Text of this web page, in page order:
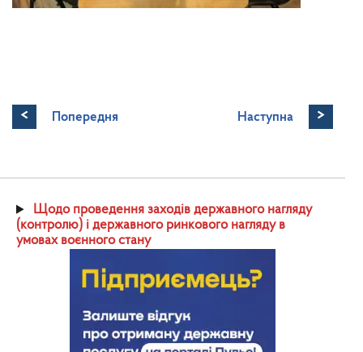
< Попередня Наступна >
Щодо проведення заходів державного нагляду
(контролю) і державного ринкового нагляду в
умовах воєнного стану